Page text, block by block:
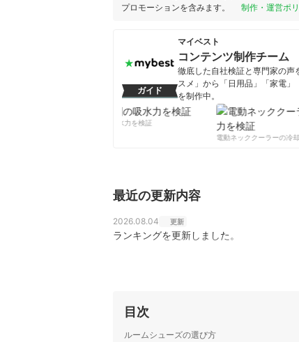
プロモーションを含みます。
制作・運営ポ
ガイド
マイベスト
コンテンツ制作チーム
徹底した自社検証と専門家の
スメ」から「日用品」「家電
を制作中。
コンテンツ制作チームのプ
柔軟剤の吸水力を検証
電動ネッククーラーの冷却
最近の更新内容
2026.08.04 更新
ランキングを更新しました。
目次
ルームシューズの選び方